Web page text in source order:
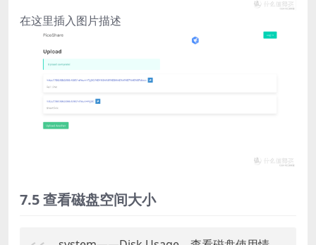
在这里插入图片描述
7.5 查看磁盘空间大小